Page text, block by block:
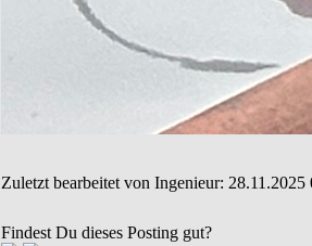
Zuletzt bearbeitet von Ingenieur: 28.11.2025
Findest Du dieses Posting gut?